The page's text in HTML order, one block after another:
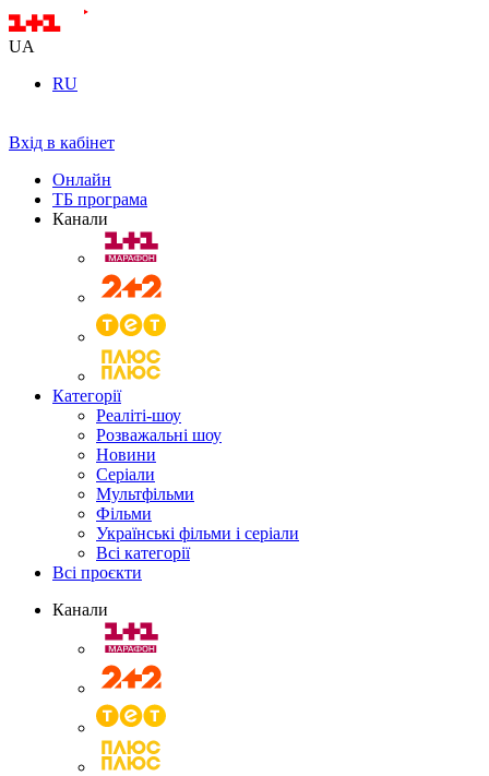
UA
RU
Вхід в кабінет
Онлайн
ТБ програма
Канали
Категорії
Реаліті-шоу
Розважальні шоу
Новини
Серіали
Мультфільми
Фільми
Українські фільми і серіали
Всі категорії
Всі проєкти
Канали